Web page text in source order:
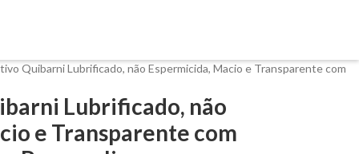
Quibarni Lubrificado, não Espermicida, Macio e Transparente com
Lubrificado, não
e Transparente com